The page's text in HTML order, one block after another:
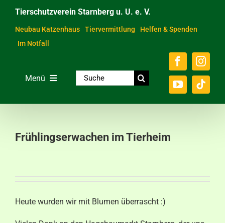
Inhalt
springen
Tierschutzverein Starnberg u. U. e. V.
Neubau Katzenhaus Tiervermittlung
Helfen & Spenden
Im Notfall
Menü
Über das Tierheim
Suche
nach:
Frühlingserwachen im Tierheim
Heute wurden wir mit Blumen überrascht :)